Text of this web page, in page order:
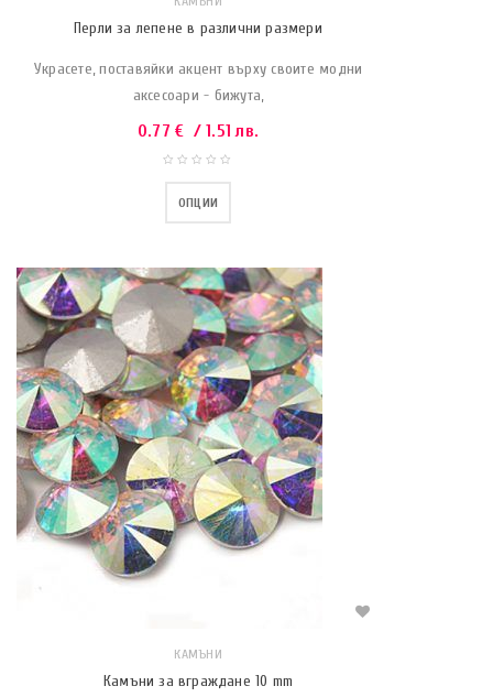
Перли за лепене в различни размери
Украсете, поставяйки акцент върху своите модни
аксесоари - бижута,
0.77€ / 1.51 лв.
ОПЦИИ
КАМЪНИ
Камъни за вграждане 10 mm